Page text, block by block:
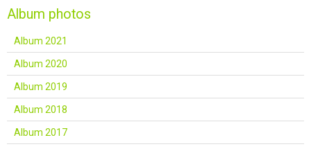
Album photos
Album 2021
Album 2020
Album 2019
Album 2018
Album 2017